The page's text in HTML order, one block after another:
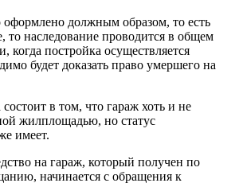
оформлено должным образом, то есть
то наследование проводится в общем
когда постройка осуществляется
будет доказать право умершего на
в том, что гараж хоть и не
жилплощадью, но статус
имеет.
на гараж, который получен по
начинается с обращения к